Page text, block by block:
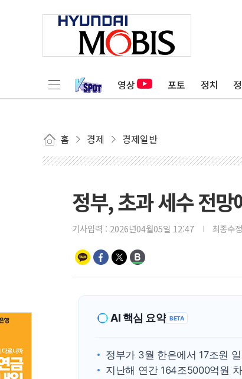
영상 포토 정치
홈 경제 경제일반
정부, 초과 세수 전
기사입력 : 2026년04월05일 12:47 최종수
AI 핵심 요약 BETA
정부가 3월 한은에서 17조원
지난해 연간 164조5000억원